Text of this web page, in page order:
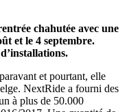
chahutée avec une
et le 4 septembre.
et pourtant, elle
NextRide a fourni des
à plus de 50.000